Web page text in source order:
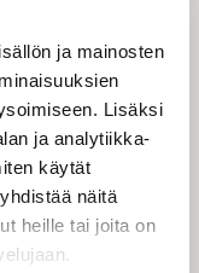
ja mainosten
Lisäksi
ja analytiikka-
käytät
näitä
heille tai joita on
till ett brett
nytta av
olika
Tjänsterna